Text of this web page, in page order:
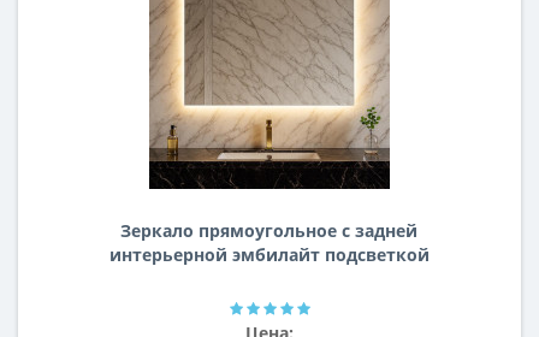
Зеркало прямоугольное с задней
интерьерной эмбилайт подсветкой